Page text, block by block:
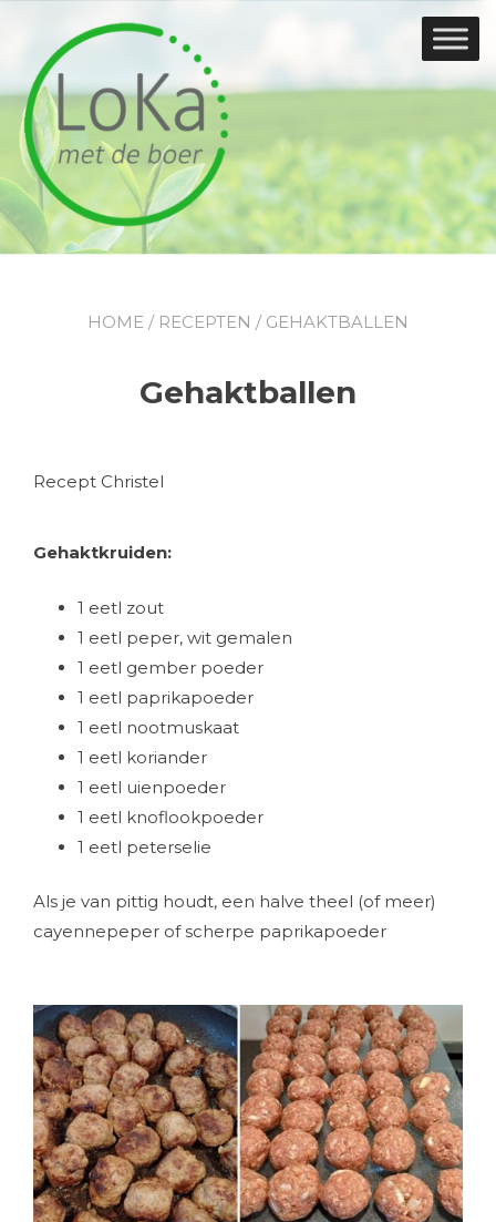
inhoud
HOME / RECEPTEN / GEHAKTBALLEN
Gehaktballen
Recept Christel
Gehaktkruiden:
1 eetl zout
1 eetl peper, wit gemalen
1 eetl gember poeder
1 eetl paprikapoeder
1 eetl nootmuskaat
1 eetl koriander
1 eetl uienpoeder
1 eetl knoflookpoeder
1 eetl peterselie
Als je van pittig houdt, een halve theel (of meer)
cayennepeper of scherpe paprikapoeder